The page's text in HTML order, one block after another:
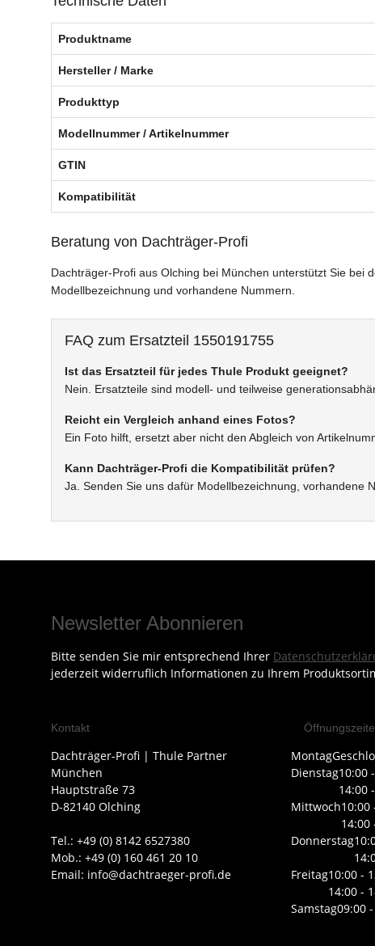
Produktname
Hersteller / Marke
Produkttyp
Modellnummer / Artikelnummer
GTIN
Kompatibilität
Beratung von Dachträger-Profi
Dachträger-Profi aus Olching bei München unterstützt Sie bei
Modellbezeichnung und vorhandene Nummern.
FAQ zum Ersatzteil 1550191755
Ist das Ersatzteil für jedes Thule Produkt geeignet?
Nein. Ersatzteile sind modell- und teilweise
Reicht ein Vergleich anhand eines Fotos?
Ein Foto hilft, ersetzt aber nicht den Abgleich von
Kann Dachträger-Profi die Kompatibilität prüfen?
Ja. Senden Sie uns dafür Modellbezeichnung, vorhandene
Newsletter Abonnieren
Bitte senden Sie mir entsprechend Ihrer
jederzeit widerruflich Informationen zu Ihrem
Kontakt
Dachträger-Profi | Thule Partner
München
Hauptstraße 73
D-82140 Olching
Tel.: +49 (0) 8142 6527380
Mob.: +49 (0) 160 461 20 10
Email: info@dachtraeger-profi.de
Montag
Dienstag10:00
14:00
Mittwoch10:00
14:00
Donnerstag
Freitag10:00 -
14:00 -
Samstag09:00